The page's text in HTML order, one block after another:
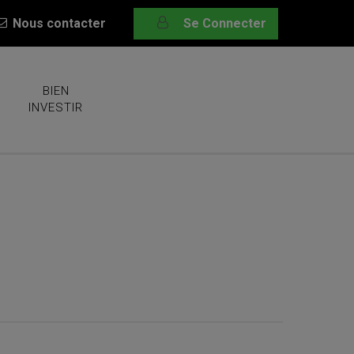
Nous contacter Se Connecter
BIEN
INVESTIR